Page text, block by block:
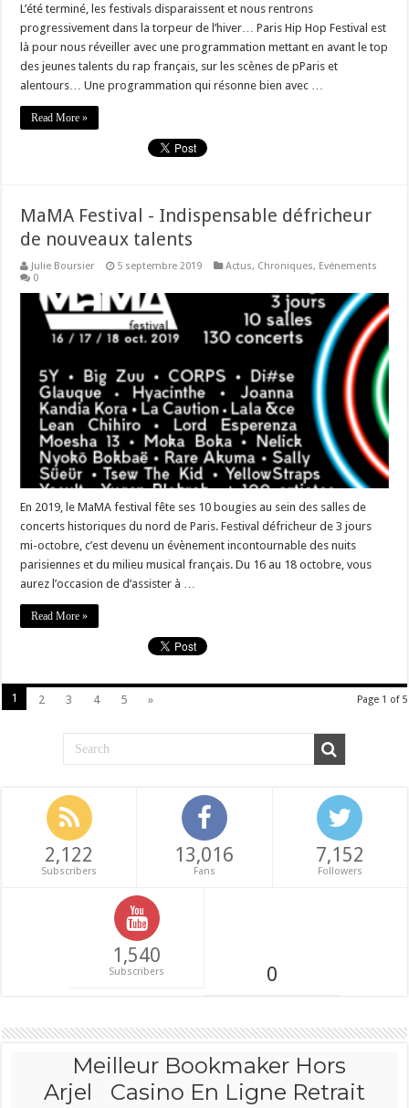
L’été terminé, les festivals disparaissent et nous rentrons
progressivement dans la torpeur de l’hiver… Paris Hip Hop Festival est
là pour nous réveiller avec une programmation mettant en avant le top
des jeunes talents du rap français, sur les scènes de pParis et
alentours… Une programmation qui résonne bien avec …
Read More »
MaMA Festival - Indispensable défricheur
de nouveaux talents
Julie Boursier 5 septembre 2019 Actus, Chroniques, Evénements
0
En 2019, le MaMA festival fête ses 10 bougies au sein des salles de
concerts historiques du nord de Paris. Festival défricheur de 3 jours
mi-octobre, c’est devenu un évènement incontournable des nuits
parisiennes et du milieu musical français. Du 16 au 18 octobre, vous
aurez l’occasion de d’assister à …
Read More »
Page 1 of 5
1 2 3 4 5 »
2,122
Subscribers
13,016
Fans
7,152
Followers
1,540
Subscribers 0